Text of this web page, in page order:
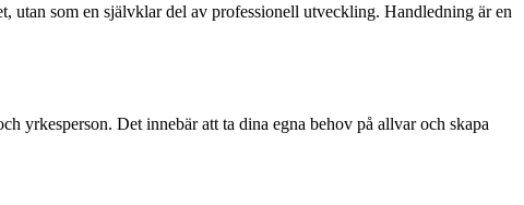
utan som en självklar del av professionell utveckling. Handledning är en
yrkesperson. Det innebär att ta dina egna behov på allvar och skapa